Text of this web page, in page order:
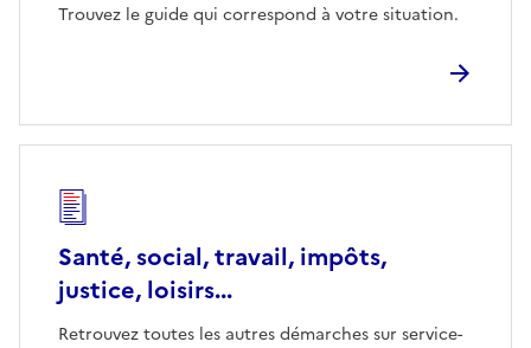
Trouvez le guide qui correspond à votre situation.
Santé, social, travail, impôts,
justice, loisirs...
Retrouvez toutes les autres démarches sur service-